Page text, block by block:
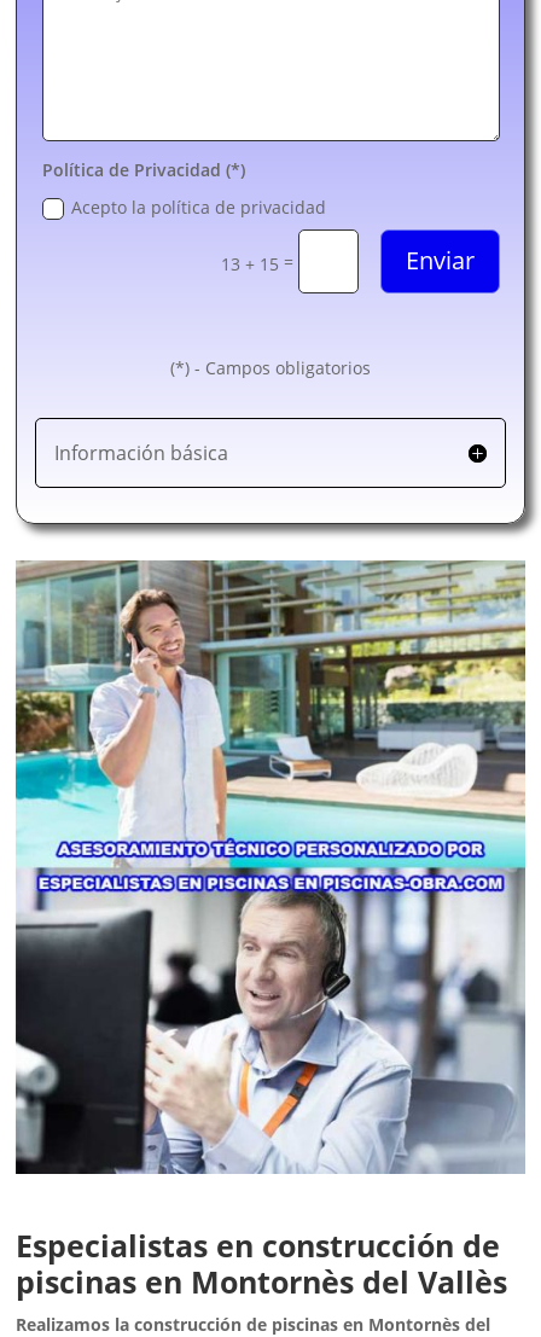
Política de Privacidad (*)
Acepto la política de privacidad
13 + 15 = Enviar
(*) - Campos obligatorios
Información básica
Especialistas en construcción de
piscinas en Montornès del Vallès
Realizamos la construcción de piscinas en Montornès del